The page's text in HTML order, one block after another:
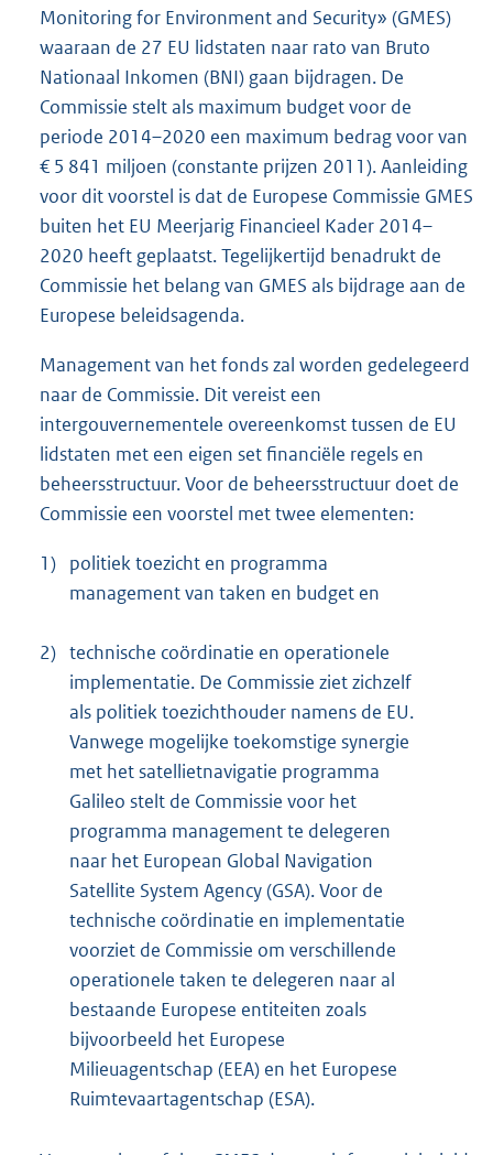
Monitoring for Environment and Security» (GMES)
waaraan de 27 EU lidstaten naar rato van Bruto
Nationaal Inkomen (BNI) gaan bijdragen. De
Commissie stelt als maximum budget voor de
periode 2014–2020 een maximum bedrag voor van
€ 5 841 miljoen (constante prijzen 2011). Aanleiding
voor dit voorstel is dat de Europese Commissie GMES
buiten het EU Meerjarig Financieel Kader 2014–
2020 heeft geplaatst. Tegelijkertijd benadrukt de
Commissie het belang van GMES als bijdrage aan de
Europese beleidsagenda.
Management van het fonds zal worden gedelegeerd
naar de Commissie. Dit vereist een
intergouvernementele overeenkomst tussen de EU
lidstaten met een eigen set financiële regels en
beheersstructuur. Voor de beheersstructuur doet de
Commissie een voorstel met twee elementen:
1) politiek toezicht en programma
management van taken en budget en
2) technische coördinatie en operationele
implementatie. De Commissie ziet zichzelf
als politiek toezichthouder namens de EU.
Vanwege mogelijke toekomstige synergie
met het satellietnavigatie programma
Galileo stelt de Commissie voor het
programma management te delegeren
naar het European Global Navigation
Satellite System Agency (GSA). Voor de
technische coördinatie en implementatie
voorziet de Commissie om verschillende
operationele taken te delegeren naar al
bestaande Europese entiteiten zoals
bijvoorbeeld het Europese
Milieuagentschap (EEA) en het Europese
Ruimtevaartagentschap (ESA).